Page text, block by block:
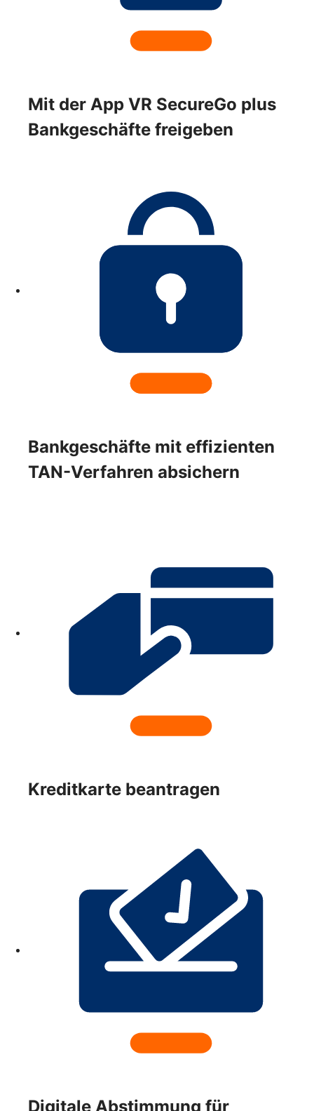
Mit der App VR SecureGo plus
Bankgeschäfte freigeben
Bankgeschäfte mit effizienten
TAN-Verfahren absichern
Kreditkarte beantragen
Digitale Abstimmung für